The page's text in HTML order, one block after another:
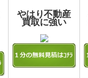
やはり不動産
買取に強い